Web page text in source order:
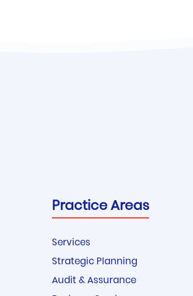
Practice Areas
Services
Strategic Planning
Audit & Assurance